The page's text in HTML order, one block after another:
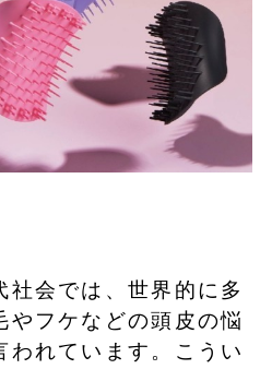
社会では、世界的に多
やフケなどの頭皮の悩
われています。こうい